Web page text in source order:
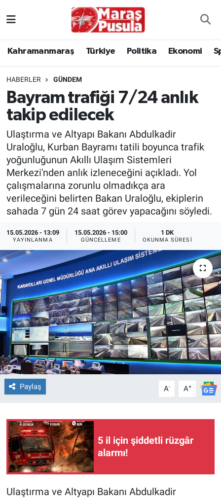
Kahramanmaraş Türkiye Politika Ekonomi
HABERLER GÜNDEM
Bayram trafiği 7/24 anlık
takip edilecek
Ulaştırma ve Altyapı Bakanı Abdulkadir
Uraloğlu, Kurban Bayramı tatili boyunca trafik
yoğunluğunun Akıllı Ulaşım Sistemleri
Merkezi'nden anlık izleneceğini açıkladı. Yol
çalışmalarına zorunlu olmadıkça ara
verileceğini belirten Bakan Uraloğlu, ekiplerin
sahada 7 gün 24 saat görev yapacağını söyledi.
15.05.2026 - 13:09
YAYINLANMA
15.05.2026 - 15:00
GÜNCELLEME
1 DK
OKUNMA SÜRESI
Paylaş A- A+
5 il için şiddetli rüzgâr
alarmı!
Ulaştırma ve Altyapı Bakanı Abdulkadir
Politika
Ekonomi
Spor
Kültür Sanat
Sağlık
TEKNOLOJİ
Dünya
İlçeler
MAGAZİN
Bilim, Teknoloji
ASAYİŞ
ÇEVRE
EĞİTİM
BİLİM VE TEKNOLOJİ
Güvenlik
İstanbul Namaz Vakitleri
İstanbul Trafik Yoğunluk Haritası
Süper Lig Puan Durumu ve Fikstür
Tüm Manşetler
Son Dakika Haberleri
Haber Arşivi